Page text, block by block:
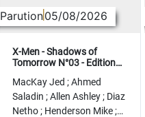
Parution05/08/2026
X-Men - Shadows of
Tomorrow N°03 - Edition
MacKay Jed ;Ahmed
Saladin ;Allen Ashley; Diaz
Netho; Henderson Mike;